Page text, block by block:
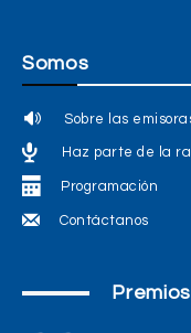
Somos
Sobre las
Haz parte de la
Programación
Contáctanos